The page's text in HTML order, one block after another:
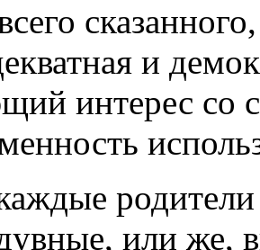
и
интерес со
или же,